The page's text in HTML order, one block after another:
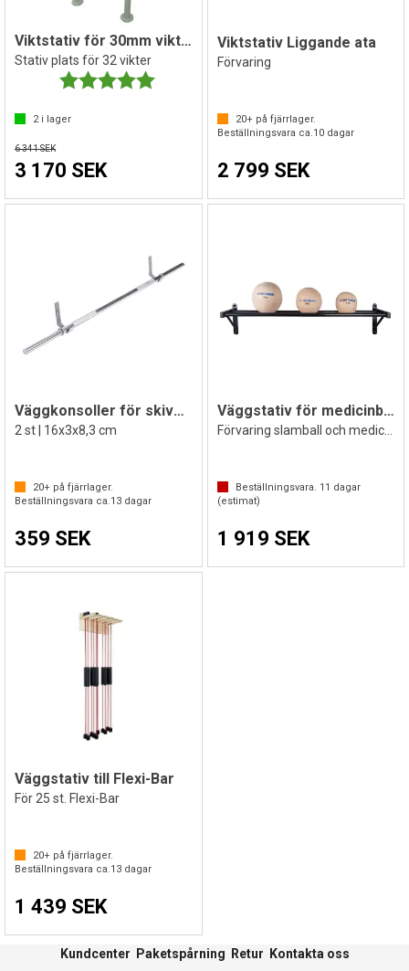
Viktstativ för 30mm viktskivor
Stativ plats för 32 vikter
Betyg:
5.0 utav 5 stjärnor
2i lager
6 341 SEK
3 170 SEK
Viktstativ Liggande ata
Förvaring
20+på fjärrlager.
Beställningsvara ca.10dagar
2 799 SEK
Väggkonsoller för skivstänger
2 st | 16x3x8,3 cm
20+ på fjärrlager.
Beställningsvara ca.13 dagar
359 SEK
Väggstativ för medicinbollar
Förvaring slamball och medicinboll
Beställningsvara. 11 dagar
(estimat)
1 919 SEK
Väggstativ till Flexi-Bar
För 25 st. Flexi-Bar
20+ på fjärrlager.
Beställningsvara ca.13 dagar
1 439 SEK
Kundcenter Paketspårning Retur Kontakta oss